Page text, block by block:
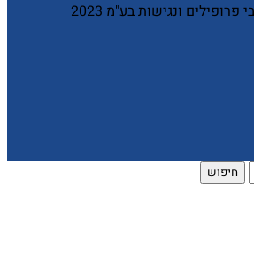
ונגישות בע"מ 2023
חיפוש